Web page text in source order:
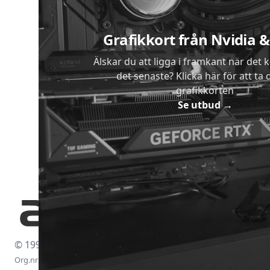
Grafikkort från Nvidia
Älskar du att ligga i framkant när det
det senaste? Klicka här för att ta
grafikkorten
Se utbud→
© 1997-2026
Org.nr: 556438-4260